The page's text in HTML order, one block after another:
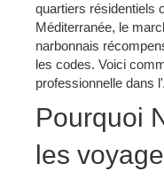
quartiers résidentiels
Méditerranée, le
narbonnais
les codes. Voici
professionnelle dans
Pourquoi
les